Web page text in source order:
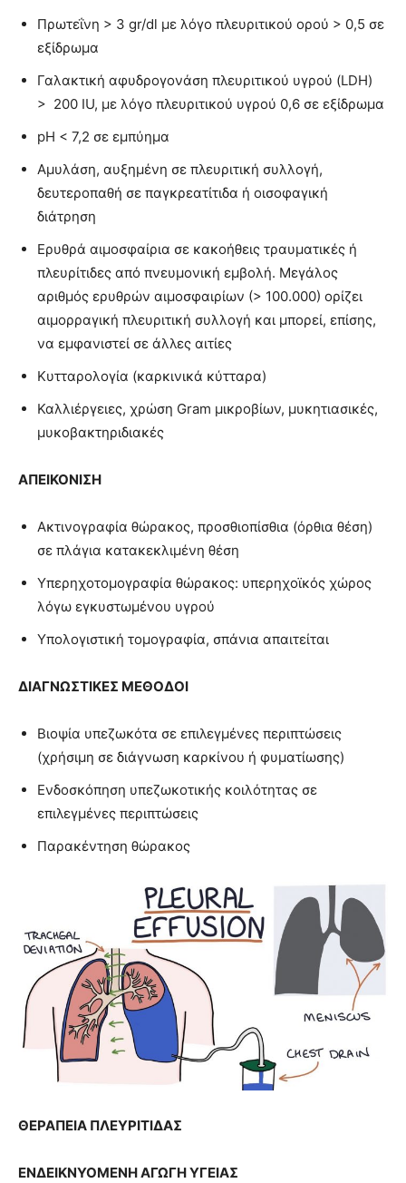
Πρωτεΐνη > 3 gr/dl με λόγο πλευριτικού ορού > 0,5 σε
εξίδρωμα
Γαλακτική αφυδρογονάση πλευριτικού υγρού (LDH)
> 200 IU, με λόγο πλευριτικού υγρού 0,6 σε εξίδρωμα
pH < 7,2 σε εμπύημα
Αμυλάση, αυξημένη σε πλευριτική συλλογή,
δευτεροπαθή σε παγκρεατίτιδα ή οισοφαγική
διάτρηση
Ερυθρά αιμοσφαίρια σε κακοήθεις τραυματικές ή
πλευρίτιδες από πνευμονική εμβολή. Μεγάλος
αριθμός ερυθρών αιμοσφαιρίων (> 100.000) ορίζει
αιμορραγική πλευριτική συλλογή και μπορεί, επίσης,
να εμφανιστεί σε άλλες αιτίες
Κυτταρολογία (καρκινικά κύτταρα)
Καλλιέργειες, χρώση Gram μικροβίων, μυκητιασικές,
μυκοβακτηριδιακές
ΑΠΕΙΚΟΝΙΣΗ
Ακτινογραφία θώρακος, προσθιοπίσθια (όρθια θέση)
σε πλάγια κατακεκλιμένη θέση
Υπερηχοτομογραφία θώρακος: υπερηχοϊκός χώρος
λόγω εγκυστωμένου υγρού
Υπολογιστική τομογραφία, σπάνια απαιτείται
ΔΙΑΓΝΩΣΤΙΚΕΣ ΜΕΘΟΔΟΙ
Βιοψία υπεζωκότα σε επιλεγμένες περιπτώσεις
(χρήσιμη σε διάγνωση καρκίνου ή φυματίωσης)
Ενδοσκόπηση υπεζωκοτικής κοιλότητας σε
επιλεγμένες περιπτώσεις
Παρακέντηση θώρακος
ΘΕΡΑΠΕΙΑ ΠΛΕΥΡΙΤΙΔΑΣ
ΕΝΔΕΙΚΝΥΟΜΕΝΗ ΑΓΩΓΗ ΥΓΕΙΑΣ